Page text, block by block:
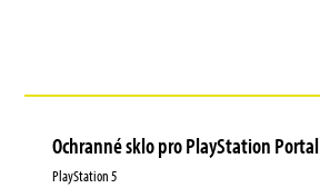
Ochranné sklo pro PlayStation Portal
PlayStation 5